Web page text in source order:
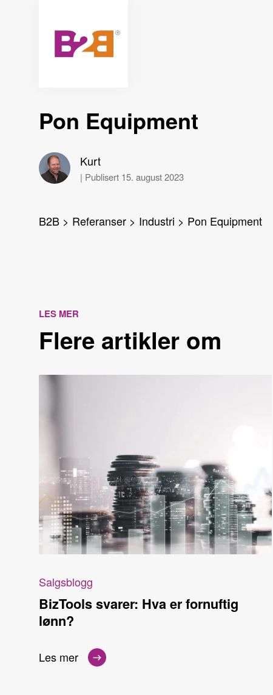
Pon Equipment
Kurt
| Publisert 15. august 2023
B2B > Referanser > Industri > Pon Equipment
LES MER
Flere artikler om
Salgsblogg
BizTools svarer: Hva er fornuftig
lønn?
Les mer